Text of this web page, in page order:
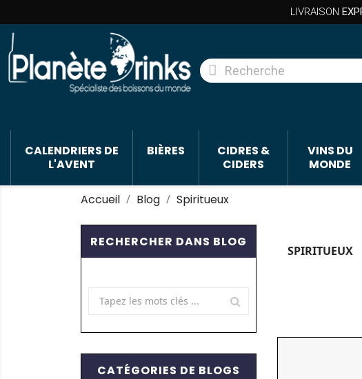
LIVRAISON
CALENDRIERS DE
L'AVENT
BIÈRES
CIDRES &
CIDERS
VINS DU
MONDE
Accueil Blog Spiritueux
RECHERCHER DANS BLOG
CATÉGORIES DE BLOGS
SPIRITUEUX